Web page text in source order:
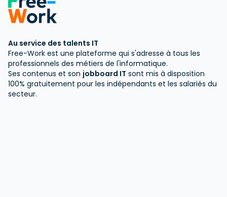
Au service des talents IT
Free-Work est une plateforme qui s'adresse à tous les
professionnels des métiers de l'informatique.
Ses contenus et son jobboard IT sont mis à disposition
100% gratuitement pour les indépendants et les salariés du
secteur.